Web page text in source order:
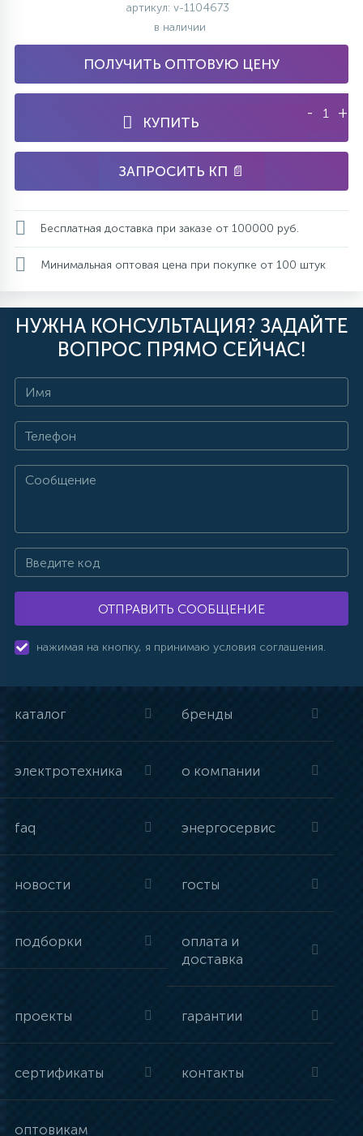
артикул: v-1104673
в наличии
ПОЛУЧИТЬ ОПТОВУЮ ЦЕНУ
КУПИТЬ
- +
ЗАПРОСИТЬ КП 📄
Бесплатная доставка при заказе от 100000 руб.
Минимальная оптовая цена при покупке от 100 штук
НУЖНА КОНСУЛЬТАЦИЯ? ЗАДАЙТЕ
ВОПРОС ПРЯМО СЕЙЧАС!
ОТПРАВИТЬ СООБЩЕНИЕ
нажимая на кнопку, я принимаю условия соглашения.
каталог бренды
электротехника о компании
faq энергосервис
новости госты
подборки
оплата и
доставка
проекты гарантии
сертификаты контакты
оптовикам